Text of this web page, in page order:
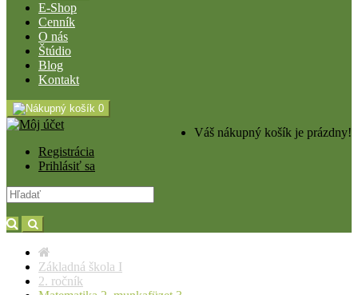
E-Shop
Cenník
O nás
Štúdio
Blog
Kontakt
0
Váš nákupný košík je prázdny!
Registrácia
Prihlásiť sa
Základná škola I
2. ročník